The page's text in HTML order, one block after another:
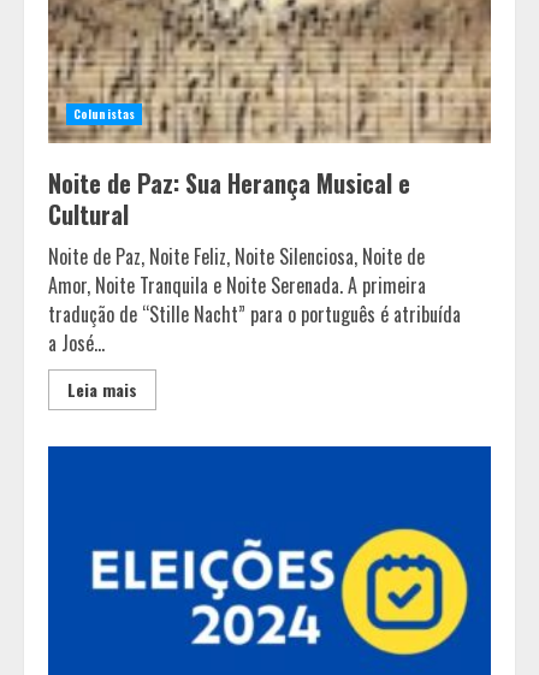
Colunistas
Noite de Paz: Sua Herança Musical e
Cultural
Noite de Paz, Noite Feliz, Noite Silenciosa, Noite de
Amor, Noite Tranquila e Noite Serenada. A primeira
tradução de “Stille Nacht” para o português é atribuída
a José...
Leia mais